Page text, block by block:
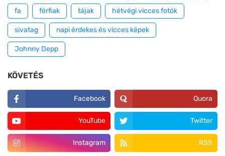
fa férfiak tájak hétvégi vicces fotók
sivatag napi érdekes és vicces képek
Johnny Depp
KÖVETÉS
Facebook Quora
YouTube Twitter
Instagram RSS